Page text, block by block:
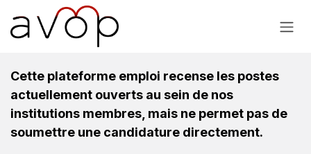
Se rendre au contenu
Cette plateforme emploi recense les postes
actuellement ouverts au sein de nos
institutions membres, mais ne permet pas de
soumettre une candidature directement.